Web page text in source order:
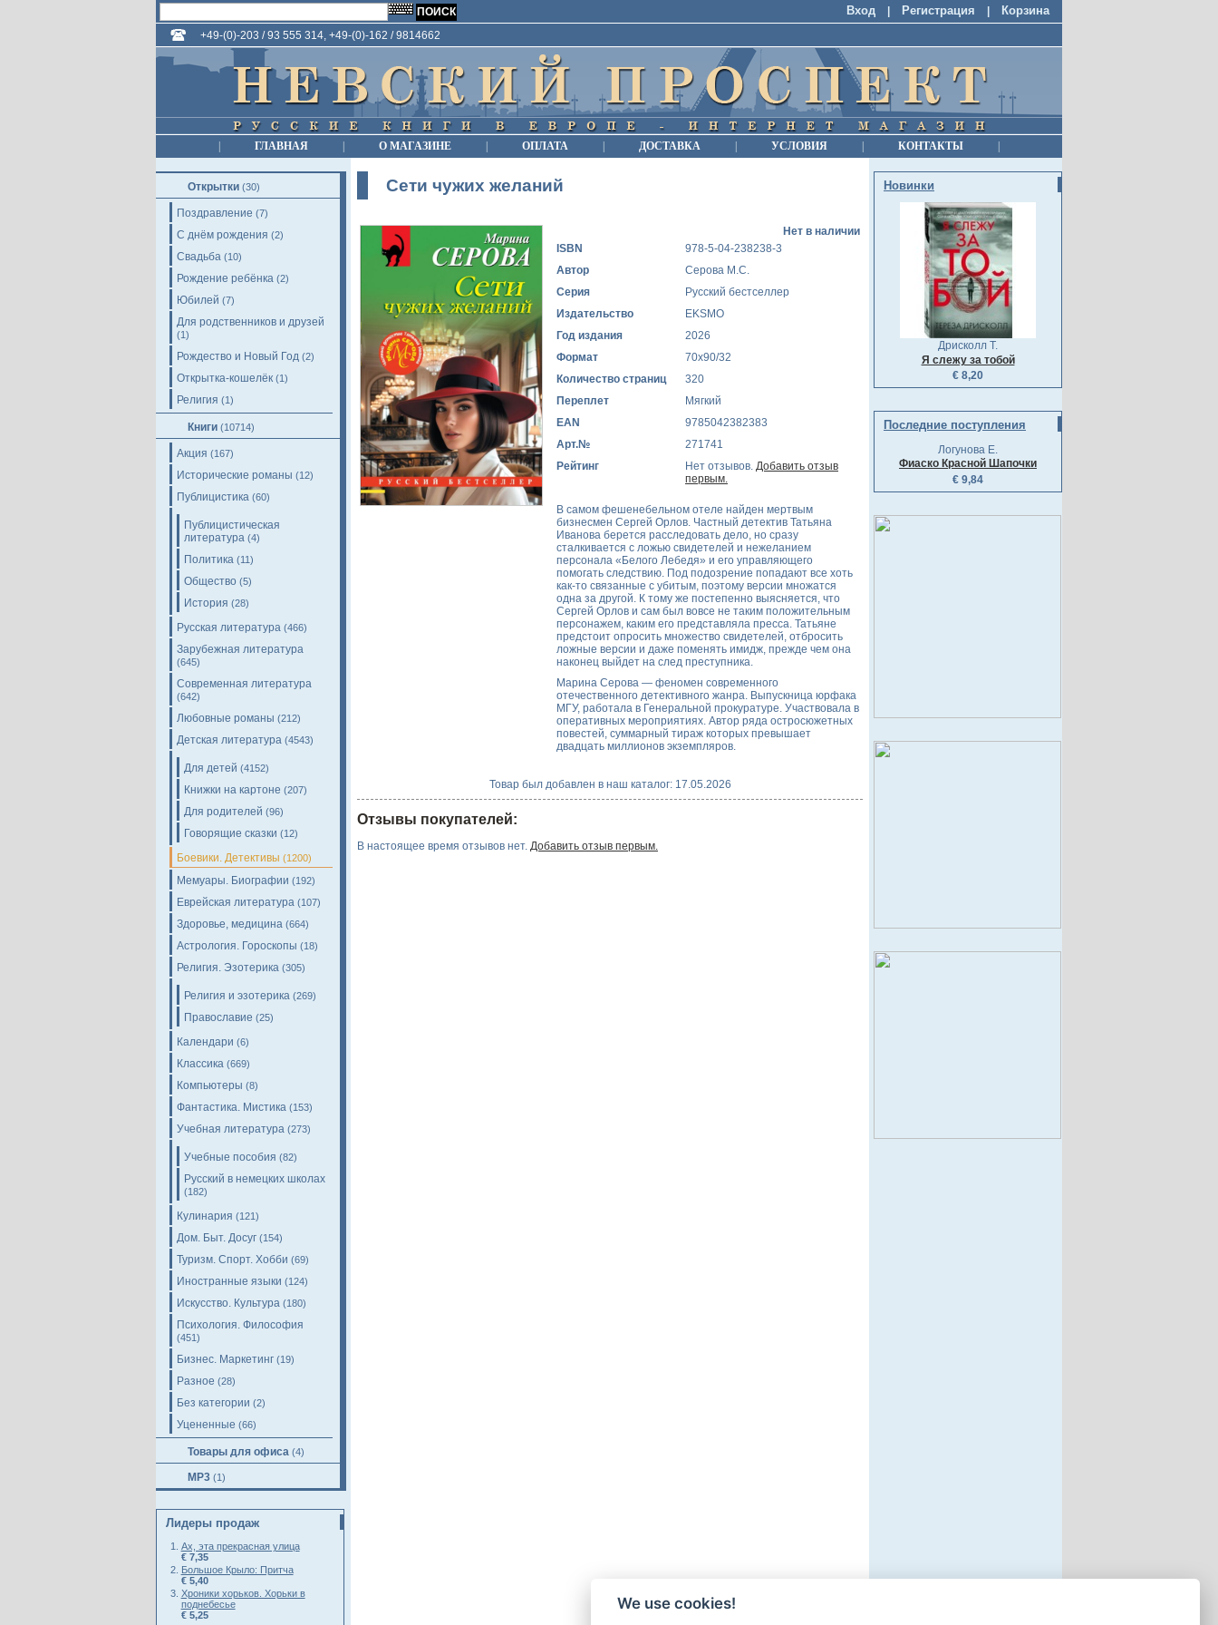
Вход Регистрация Корзина
+49-(0)-203 / 93 555 314, +49-(0)-162 / 9814662
ГЛАВНАЯ О МАГАЗИНЕ ОПЛАТА ДОСТАВКА УСЛОВИЯ КОНТАКТЫ
Открытки (30)
Поздравление (7)
С днём рождения (2)
Свадьба (10)
Рождение ребёнка (2)
Юбилей (7)
Для родственников и друзей
(1)
Рождество и Новый Год (2)
Открытка-кошелёк (1)
Религия (1)
Книги (10714)
Акция (167)
Исторические романы (12)
Публицистика (60)
Публицистическая
литература (4)
Политика (11)
Общество (5)
История (28)
Русская литература (466)
Зарубежная литература
(645)
Современная литература
(642)
Любовные романы (212)
Детская литература (4543)
Для детей (4152)
Книжки на картоне (207)
Для родителей (96)
Говорящие сказки (12)
Боевики. Детективы (1200)
Мемуары. Биографии (192)
Еврейская литература (107)
Здоровье, медицина (664)
Астрология. Гороскопы (18)
Религия. Эзотерика (305)
Религия и эзотерика (269)
Православие (25)
Календари (6)
Классика (669)
Компьютеры (8)
Фантастика. Мистика (153)
Учебная литература (273)
Учебные пособия (82)
Русский в немецких школах
(182)
Кулинария (121)
Дом. Быт. Досуг (154)
Туризм. Спорт. Хобби (69)
Иностранные языки (124)
Искусство. Культура (180)
Психология. Философия
(451)
Бизнес. Маркетинг (19)
Разное (28)
Без категории (2)
Уцененные (66)
Товары для офиса (4)
MP3 (1)
Лидеры продаж
Ах, эта прекрасная улица
€ 7,35
Большое Крыло: Притча
€ 5,40
Хроники хорьков. Хорьки в
поднебесье
€ 5,25
Сети чужих желаний
Нет в наличии
ISBN
978-5-04-238238-3
Автор
Серова М.С.
Серия
Русский бестселлер
Издательство
EKSMO
Год издания
2026
Формат
70x90/32
Количество страниц
320
Переплет
Мягкий
EAN
9785042382383
Арт.№
271741
Рейтинг
Нет отзывов. Добавить отзыв
первым.
В самом фешенебельном отеле найден мертвым
бизнесмен Сергей Орлов. Частный детектив Татьяна
Иванова берется расследовать дело, но сразу
сталкивается с ложью свидетелей и нежеланием
персонала «Белого Лебедя» и его управляющего
помогать следствию. Под подозрение попадают все хоть
как-то связанные с убитым, поэтому версии множатся
одна за другой. К тому же постепенно выясняется, что
Сергей Орлов и сам был вовсе не таким положительным
персонажем, каким его представляла пресса. Татьяне
предстоит опросить множество свидетелей, отбросить
ложные версии и даже поменять имидж, прежде чем она
наконец выйдет на след преступника.
Марина Серова — феномен современного
отечественного детективного жанра. Выпускница юрфака
МГУ, работала в Генеральной прокуратуре. Участвовала в
оперативных мероприятиях. Автор ряда остросюжетных
повестей, суммарный тираж которых превышает
двадцать миллионов экземпляров.
Товар был добавлен в наш каталог: 17.05.2026
Отзывы покупателей:
В настоящее время отзывов нет. Добавить отзыв первым.
Новинки
Дрисколл Т.
Я слежу за тобой
€ 8,20
Последние поступления
Логунова Е.
Фиаско Красной Шапочки
€ 9,84
We use cookies!